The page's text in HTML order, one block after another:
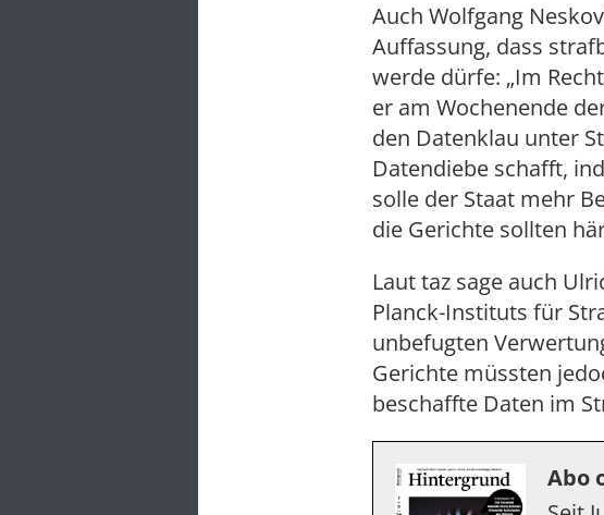
Auch Wolfgang
Auffassung, dass
werde dürfe: „Im
er am Wochenende
den Datenklau unter
Datendiebe schafft,
solle der Staat mehr
die Gerichte sollten
Laut taz sage auch
Planck-Instituts für
unbefugten
Gerichte müssten
beschaffte Daten im
Abo